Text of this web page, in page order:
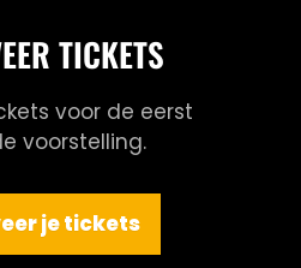
TICKETS
voor de eerst
voorstelling.
je tickets